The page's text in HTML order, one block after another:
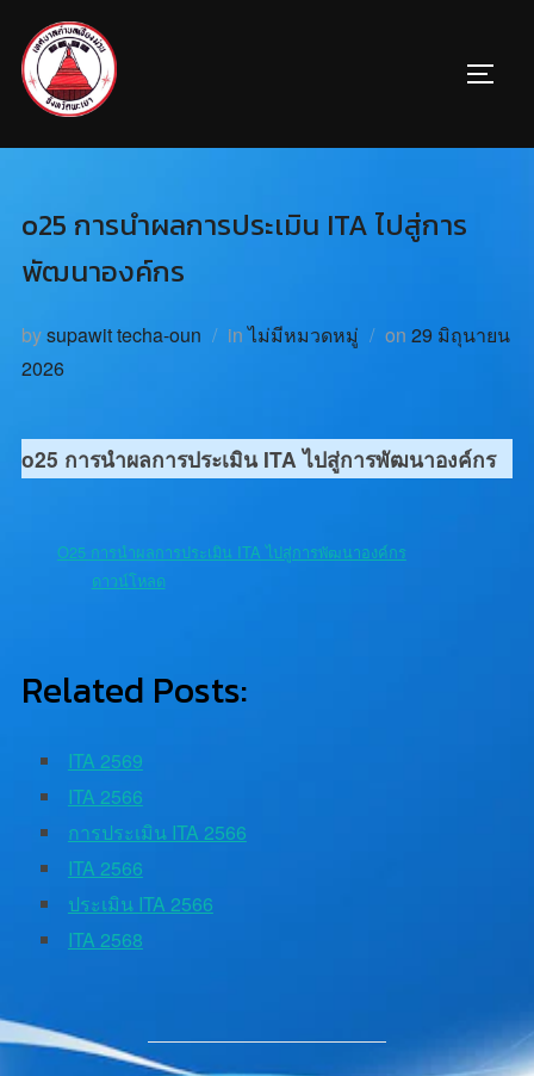
o25 การนำผลการประเมิน ITA ไปสู่การ
พัฒนาองค์กร
bysupawit techa-oun inไม่มีหมวดหมู่ on 29 มิถุนายน
2026
o25 การนำผลการประเมิน ITA ไปสู่การพัฒนาองค์กร
O25 การนำผลการประเมิน ITA ไปสู่การพัฒนาองค์กร
ดาวน์โหลด
Related Posts:
ITA 2569
ITA 2566
การประเมิน ITA 2566
ITA 2566
ประเมิน ITA 2566
ITA 2568